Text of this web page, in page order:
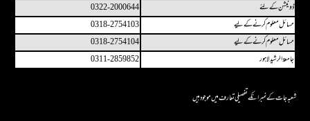
ڈونیشن کے لئے
0322-2000644
مسائل معلوم کرنے کے لیے
0318-2754103
مسائل معلوم کرنے کے لیے
0318-2754104
جامعۃ الرشید لاہور
0311-2859852
شعبہ جات کے نمبر انکے تفصیلی تعارف میں مو جو د ہیں